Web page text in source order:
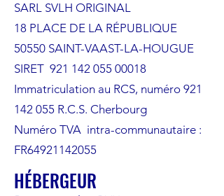
SARL SVLH ORIGINAL
18 PLACE DE LA RÉPUBLIQUE
50550 SAINT-VAAST-LA-HOUGUE
SIRET 921 142 055 00018
Immatriculation au RCS, numéro 921
142 055 R.C.S. Cherbourg
Numéro TVA intra-communautaire :
FR64921142055
HÉBERGEUR